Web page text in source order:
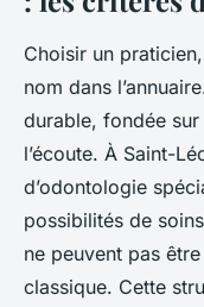
Choisir un
nom dans
durable, fondée
l’écoute. À Saint-
d’odontologie
possibilités de
ne peuvent pas
classique. Cette